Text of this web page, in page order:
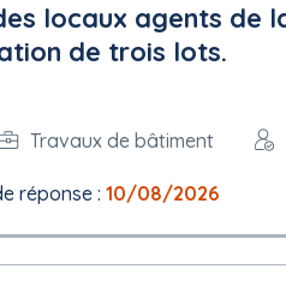
publics.info/mpiaws/
publics.info/mpiaws/
de participation peuvent être
locaux agents de
de trois lots.
Travaux de bâtiment
réponse : 10/08/2026